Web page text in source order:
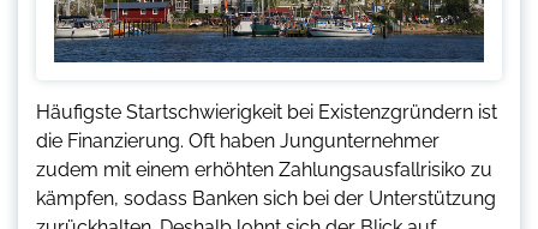
Häufigste Startschwierigkeit bei Existenzgründern ist
die Finanzierung. Oft haben Jungunternehmer
zudem mit einem erhöhten Zahlungsausfallrisiko zu
kämpfen, sodass Banken sich bei der Unterstützung